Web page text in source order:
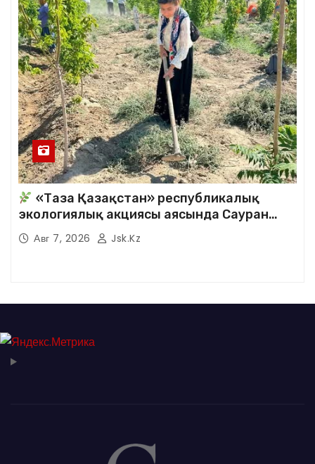
«Таза Қазақстан» республикалық
экологиялық акциясы аясында Сауран
аудандық кітапханасының қызметкерлері
кезекті сенбілік жұмыстарына белсене
Авг 7, 2026 Jsk.kz